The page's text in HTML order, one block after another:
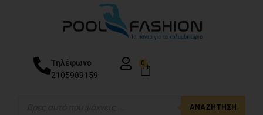
ΑΝΑΖΉΤΗΣΗ
Τηλέφωνο
2105989159
0